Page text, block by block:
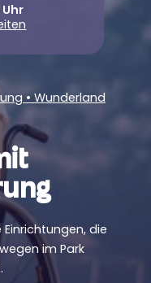
Uhr
• Wunderland
die
im Park